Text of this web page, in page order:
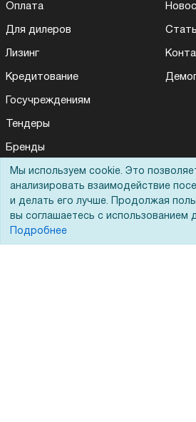
Оплата
Для дилеров
Лизинг
Кредитование
Госучреждениям
Тендеры
Бренды
ЭДО
Мы используем cookie. Это
анализировать взаимодействие
и делать его лучше. Продолжая
вы соглашаетесь с использованием
Подробнее